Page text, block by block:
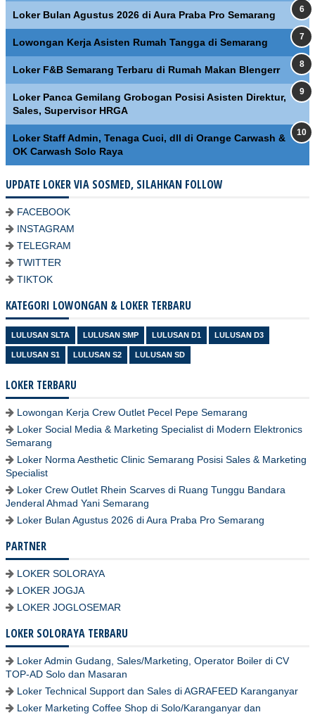
Loker Bulan Agustus 2026 di Aura Praba Pro Semarang
Lowongan Kerja Asisten Rumah Tangga di Semarang
Loker F&B Semarang Terbaru di Rumah Makan Blengerr
Loker Panca Gemilang Grobogan Posisi Asisten Direktur,
Sales, Supervisor HRGA
Loker Staff Admin, Tenaga Cuci, dll di Orange Carwash &
OK Carwash Solo Raya
UPDATE LOKER VIA SOSMED, SILAHKAN FOLLOW
FACEBOOK
INSTAGRAM
TELEGRAM
TWITTER
TIKTOK
KATEGORI LOWONGAN & LOKER TERBARU
LULUSAN SLTA LULUSAN SMP LULUSAN D1 LULUSAN D3
LULUSAN S1 LULUSAN S2 LULUSAN SD
LOKER TERBARU
Lowongan Kerja Crew Outlet Pecel Pepe Semarang
Loker Social Media & Marketing Specialist di Modern Elektronics
Semarang
Loker Norma Aesthetic Clinic Semarang Posisi Sales & Marketing
Specialist
Loker Crew Outlet Rhein Scarves di Ruang Tunggu Bandara
Jenderal Ahmad Yani Semarang
Loker Bulan Agustus 2026 di Aura Praba Pro Semarang
PARTNER
LOKER SOLORAYA
LOKER JOGJA
LOKER JOGLOSEMAR
LOKER SOLORAYA TERBARU
Loker Admin Gudang, Sales/Marketing, Operator Boiler di CV
TOP-AD Solo dan Masaran
Loker Technical Support dan Sales di AGRAFEED Karanganyar
Loker Marketing Coffee Shop di Solo/Karanganyar dan